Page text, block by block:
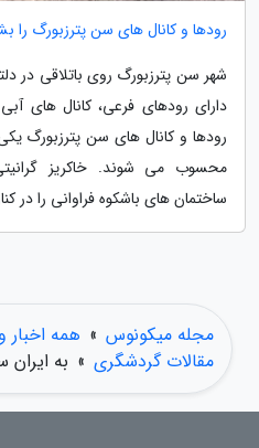
رودها و کانال های سن پترزبورگ را
رودها و کانال های سن پترزبورگ
محسوب می شوند. خاکریز
ساختمان های باشکوه فراوانی را در
مجله میکونوس » همه اخبار
مقالات گردشگری » به ایران